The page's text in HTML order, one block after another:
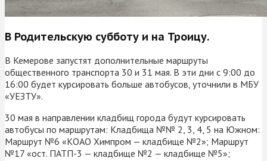
В Родительскую субботу и на Троицу.
В Кемерове запустят дополнительные маршруты
общественного транспорта 30 и 31 мая. В эти дни с 9:00 до
16:00 будет курсировать больше автобусов, уточнили в МБУ
«УЕЗТУ».
30 мая в направлении кладбищ города будут курсировать
автобусы по маршрутам: Кладбища №№ 2, 3, 4, 5 на Южном:
Маршрут №6 «КОАО Химпром — кладбище №2»; Маршрут
№17 «ост. ПАТП-3 — кладбище №2 — кладбище №5»;